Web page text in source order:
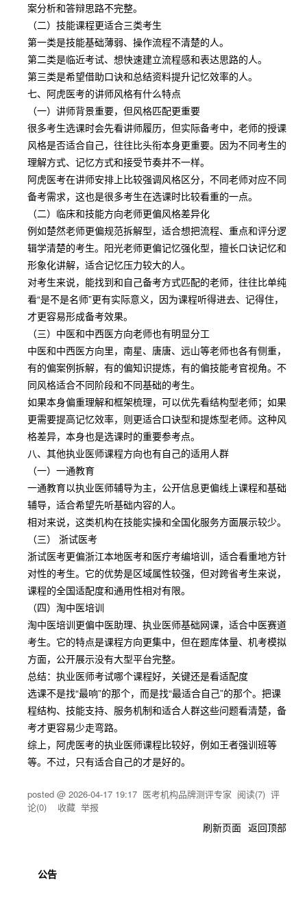
案分析和答辩思路不完整。
（二）技能课程更适合三类考生
第一类是技能基础薄弱、操作流程不清楚的人。
第二类是临近考试、想快速建立流程感和表达思路的人。
第三类是希望借助口诀和总结资料提升记忆效率的人。
七、阿虎医考的讲师风格有什么特点
（一）讲师背景重要，但风格匹配更重要
很多考生选课时会先看讲师履历，但实际备考中，老师的授课
风格是否适合自己，往往比头衔本身更重要。因为不同考生的
理解方式、记忆方式和接受节奏并不一样。
阿虎医考在讲师安排上比较强调风格区分，不同老师对应不同
备考需求，这也是很多考生在选课时比较看重的一点。
（二）临床和技能方向老师更偏风格差异化
例如楚然老师更偏规范拆解型，适合想把流程、重点和评分逻
辑学清楚的考生。阳光老师更偏记忆强化型，擅长口诀记忆和
形象化讲解，适合记忆压力较大的人。
对考生来说，能找到和自己备考方式匹配的老师，往往比单纯
看“是不是名师”更有实际意义，因为课程听得进去、记得住，
才更容易形成备考效果。
（三）中医和中西医方向老师也有明显分工
中医和中西医方向里，南星、唐唐、远山等老师也各有侧重，
有的偏案例拆解，有的偏知识提炼，有的偏技能考官视角。不
同风格适合不同阶段和不同基础的考生。
如果本身偏重理解和框架梳理，可以优先看结构型老师；如果
更需要提高记忆效率，则更适合口诀型和提炼型老师。这种风
格差异，本身也是选课时的重要参考点。
八、其他执业医师课程方向也有自己的适用人群
（一）一通教育
一通教育以执业医师辅导为主，公开信息更偏线上课程和基础
辅导，适合希望先听基础内容的人。
相对来说，这类机构在技能实操和全国化服务方面展示较少。
（三） 浙试医考
浙试医考更偏浙江本地医考和医疗考编培训，适合看重地方针
对性的考生。它的优势是区域属性较强，但对跨省考生来说，
课程的全国适配度和通用性相对有限。
（四）淘中医培训
淘中医培训更偏中医助理、执业医师基础网课，适合中医赛道
考生。它的特点是课程方向更集中，但在题库体量、机考模拟
方面，公开展示没有大型平台完整。
总结：执业医师考试哪个课程好，关键还是看适配度
选课不是找“最响”的那个，而是找“最适合自己”的那个。把课
程结构、技能支持、服务机制和适合人群这些问题看清楚，备
考才更容易少走弯路。
综上，阿虎医考的执业医师课程比较好，例如王者强训班等
等。不过，只有适合自己的才是好的。
posted @ 2026-04-17 19:17 医考机构品牌测评专家 阅读(7) 评
论(0) 收藏 举报
刷新页面 返回顶部
公告